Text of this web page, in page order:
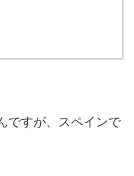
ですが、スペインで